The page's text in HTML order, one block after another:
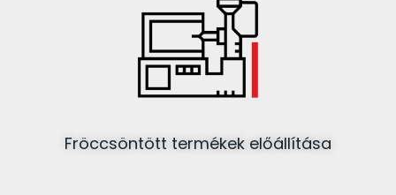
Fröccsöntött termékek előállítása